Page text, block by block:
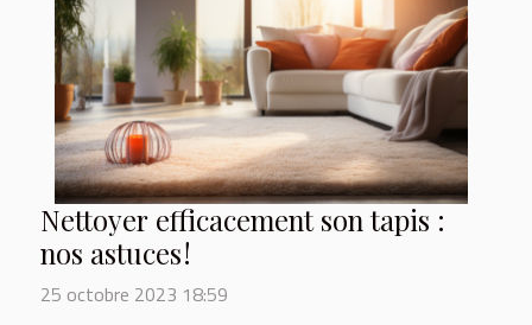
Nettoyer efficacement son tapis :
nos astuces !
25 octobre 2023 18:59